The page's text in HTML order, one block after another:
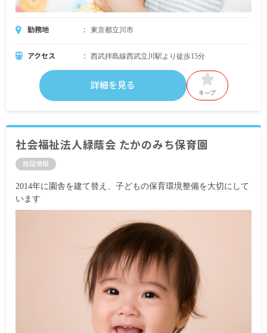
勤務地 東京都立川市
アクセス 西武拝島線西武立川駅より徒歩15分
詳細を見る
キープ
社会福祉法人緑蔭会 たかのみち保育園
施設情報
2014年に園舎を建て替え、子どもの保育環境整備を大切にして
います